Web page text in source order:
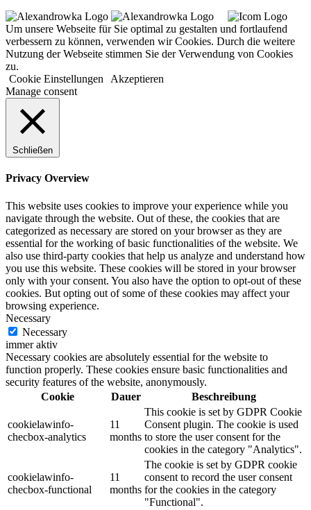
Um unsere Webseite für Sie optimal zu gestalten und fortlaufend
verbessern zu können, verwenden wir Cookies. Durch die weitere
Nutzung der Webseite stimmen Sie der Verwendung von Cookies
zu.
Cookie Einstellungen
Akzeptieren
Manage consent
Schließen
Privacy Overview
This website uses cookies to improve your experience while you
navigate through the website. Out of these, the cookies that are
categorized as necessary are stored on your browser as they are
essential for the working of basic functionalities of the website. We
also use third-party cookies that help us analyze and understand how
you use this website. These cookies will be stored in your browser
only with your consent. You also have the option to opt-out of these
cookies. But opting out of some of these cookies may affect your
browsing experience.
Necessary
Necessary
immer aktiv
Necessary cookies are absolutely essential for the website to
function properly. These cookies ensure basic functionalities and
security features of the website, anonymously.
Cookie
Dauer Beschreibung
cookielawinfo-
checbox-analytics
11
months
This cookie is set by GDPR Cookie
Consent plugin. The cookie is used
to store the user consent for the
cookies in the category "Analytics".
cookielawinfo-
checbox-functional
11
months
The cookie is set by GDPR cookie
consent to record the user consent
for the cookies in the category
"Functional".